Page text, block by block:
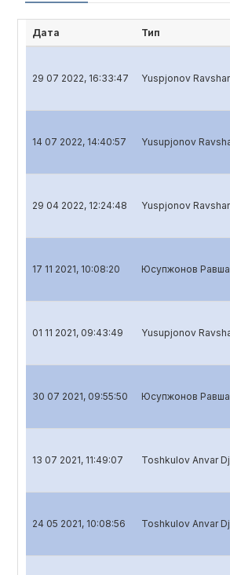
Дата Тип
29 07 2022, 16:33:47 Yuspjonov
14 07 2022, 14:40:57 Yusupjonov
29 04 2022, 12:24:48 Yuspjonov
17 11 2021, 10:08:20 Юсупжонов
01 11 2021, 09:43:49 Yusupjonov
30 07 2021, 09:55:50 Юсупжонов
13 07 2021, 11:49:07 Toshkulov Anvar
24 05 2021, 10:08:56 Toshkulov Anvar